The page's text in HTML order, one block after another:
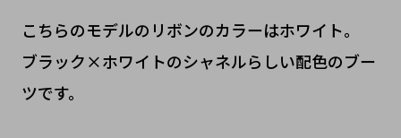
こちらのモデルのリボンのカラーはホワイト。
ブラック×ホワイトのシャネルらしい配色のブー
ツです。